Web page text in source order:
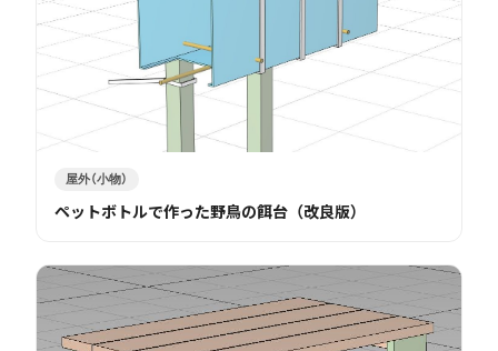
屋外（小物）
ペットボトルで作った野鳥の餌台（改良版）